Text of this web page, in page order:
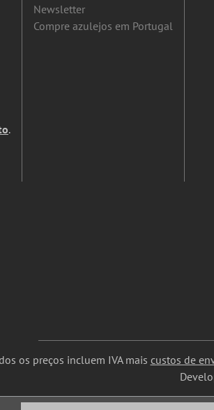
.
Newsletter
Compre azulejos em Portugal
os preços incluem IVA mais custos de